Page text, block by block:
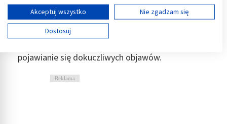
Na stawy- arnikę stosuje się też w dolegliwościach
reumatycznych celem niwelowania bólu i opuchlizny
w miejscach połączeń stawowych. Hamuje ona
pojawianie się dokuczliwych objawów.
Reklama
Wyświetl listę partnerów (11 dostawców IAB)
Używamy Twoich danych w następujących celach:
Cele przetwarzania IAB:
Przechowywanie informacji na urządzeniu lub
dostęp do nich
Wykorzystywanie ograniczonych danych do
Akceptuj wszystko
Nie zgadzam się
Dostosuj